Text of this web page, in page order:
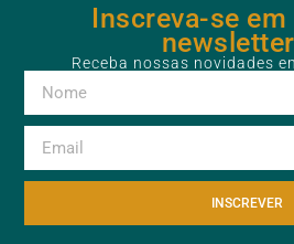
Inscreva-se
Receba nossas novidades
INSCREVER